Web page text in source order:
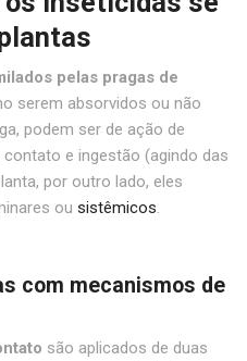
pelas pragas de
serem absorvidos ou não
podem ser de ação de
e ingestão (agindo das
por outro lado, eles
ou sistêmicos.
com mecanismos de
são aplicados de duas